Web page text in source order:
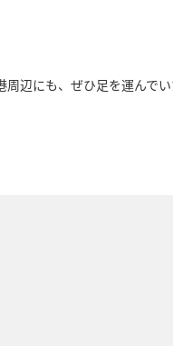
辺にも、ぜひ足を運んで